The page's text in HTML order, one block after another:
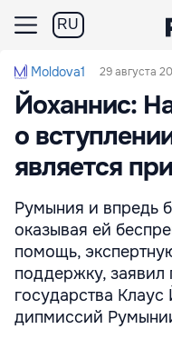
RU
Moldova1 29 августа
Йоханнис:
о
является
Румыния и впредь
оказывая ей
помощь,
поддержку, заявил
государства
дипмиссий